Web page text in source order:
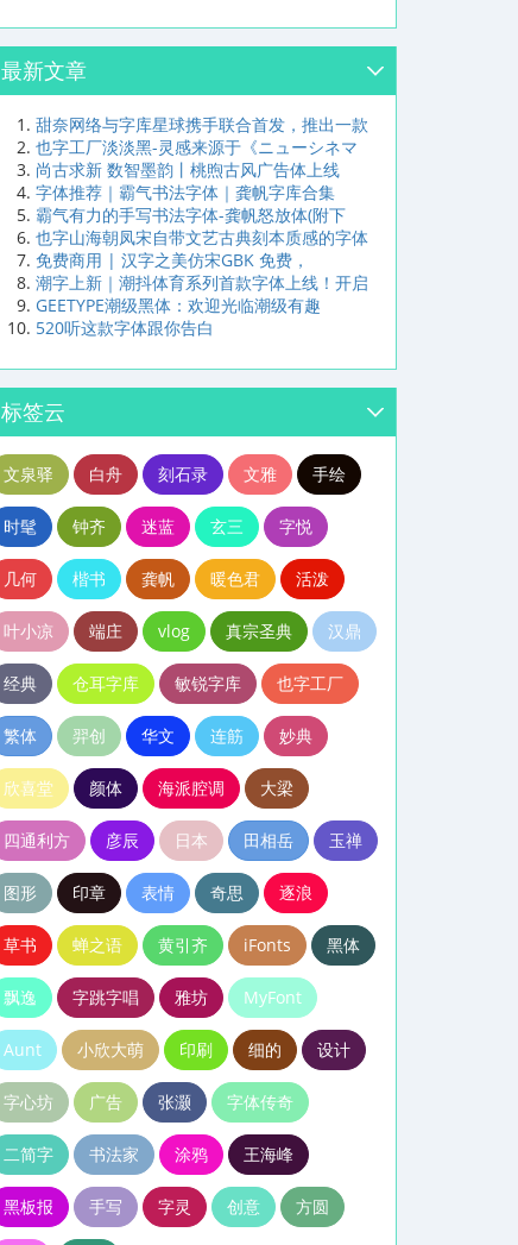
最新文章
甜奈网络与字库星球携手联合首发，推出一款
也字工厂淡淡黑-灵感来源于《ニューシネマ
尚古求新 数智墨韵丨桃煦古风广告体上线
字体推荐｜霸气书法字体｜龚帆字库合集
霸气有力的手写书法字体-龚帆怒放体(附下
也字山海朝凤宋自带文艺古典刻本质感的字体
免费商用 | 汉字之美仿宋GBK 免费，
潮字上新｜潮抖体育系列首款字体上线！开启
GEETYPE潮级黑体：欢迎光临潮级有趣
520听这款字体跟你告白
标签云
文泉驿 白舟 刻石录 文雅 手绘
时髦 钟齐 迷蓝 玄三 字悦
几何 楷书 龚帆 暖色君 活泼
叶小凉 端庄 vlog 真宗圣典 汉鼎
经典 仓耳字库 敏锐字库 也字工厂
繁体 羿创 华文 连筋 妙典
欣喜堂 颜体 海派腔调 大梁
四通利方 彦辰 日本 田相岳 玉禅
图形 印章 表情 奇思 逐浪
草书 蝉之语 黄引齐 iFonts 黑体
飘逸 字跳字唱 雅坊 MyFont
Aunt 小欣大萌 印刷 细的 设计
字心坊 广告 张灏 字体传奇
二简字 书法家 涂鸦 王海峰
黑板报 手写 字灵 创意 方圆